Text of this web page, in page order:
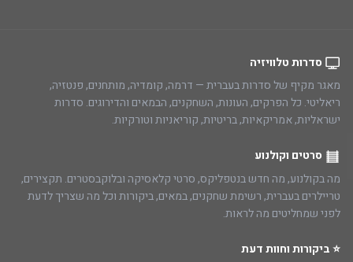
סדרות טלוויזיה
מאגר מקיף של סדרות בעברית — דרמה, קומדיה, מותחנים, פנטזיה,
ריאליטי. כל הפרקים, העונות, השחקנים, הבמאים והדירוגים. סדרות
ישראליות, אמריקאיות, בריטיות, קוריאניות וטורקיות.
סרטים וקולנוע
מה בקולנוע, מה חדש בנטפליקס, סרטי קלאסיקה ובלוקבסטרים. תקצירים,
טריילרים בעברית, רשימת שחקנים, במאים, ביקורות וכל מה שצריך לדעת
לפני שמחליטים מה לראות.
⭐ ביקורות וחוות דעת